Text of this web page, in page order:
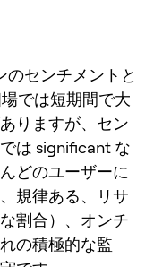
のセンチメントと
では短期間で大
りますが、セン
は significant な
どのユーザーに
規律ある、リサ
割合）、オンチ
の積極的な監